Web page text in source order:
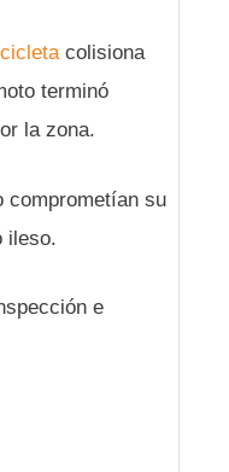
colisiona
terminó
la zona.
comprometían su
ileso.
e